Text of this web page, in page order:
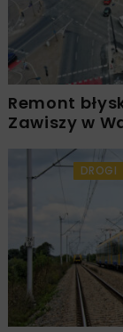
Remont
Zawiszy w
DROGI